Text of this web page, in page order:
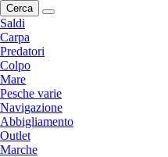
Cerca
Saldi
Carpa
Predatori
Colpo
Mare
Pesche varie
Navigazione
Abbigliamento
Outlet
Marche